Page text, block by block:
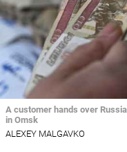
A customer hands over
in Omsk
ALEXEY MALGAVKO